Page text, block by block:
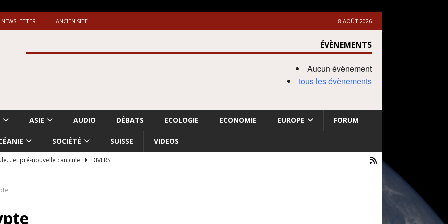
NEWSLETTER ANCIEN SITE 8 AOÛT 2026
ÉVÈNEMENTS
Aucun évènement
tous les évènements
ASIE AUDIO DÉBATS ECOLOGIE ECONOMIE EUROPE FORUM
SOCIÉTÉ SUISSE VIDEOS
et pré-nouvelle canicule
DIVERS
du nettoyage ethnique en Cisjordanie et à Gaza